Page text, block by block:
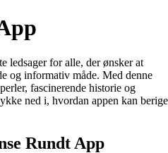
ledsager for alle, der ønsker at
og informativ måde. Med denne
fascinerende historie og
ned i, hvordan appen kan berige
Rundt App